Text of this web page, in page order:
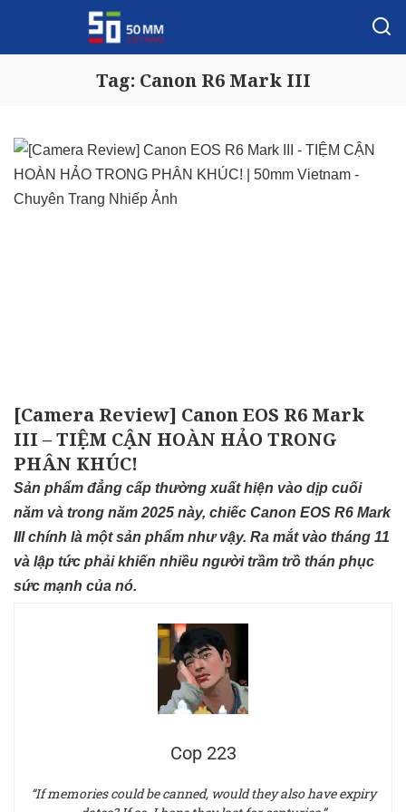
Tag: Canon R6 Mark III
[Camera Review] Canon EOS R6 Mark
III – TIỆM CẬN HOÀN HẢO TRONG
PHÂN KHÚC!
Sản phẩm đẳng cấp thường xuất hiện vào dịp cuối
năm và trong năm 2025 này, chiếc Canon EOS R6 Mark
III chính là một sản phẩm như vậy. Ra mắt vào tháng 11
và lập tức phải khiến nhiều người trầm trồ thán phục
sức mạnh của nó.
Cop 223
“If memories could be canned, would they also have expiry